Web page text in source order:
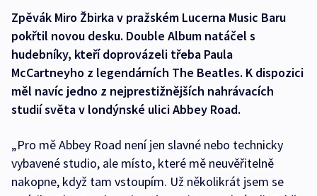
Zpěvák Miro Žbirka v pražském Lucerna Music Baru
pokřtil novou desku. Double Album natáčel s
hudebníky, kteří doprovázeli třeba Paula
McCartneyho z legendárních The Beatles. K dispozici
měl navíc jedno z nejprestižnějších nahrávacích
studií světa v londýnské ulici Abbey Road.
„Pro mě Abbey Road není jen slavné nebo technicky
vybavené studio, ale místo, které mě neuvěřitelně
nakopne, když tam vstoupím. Už několikrát jsem se